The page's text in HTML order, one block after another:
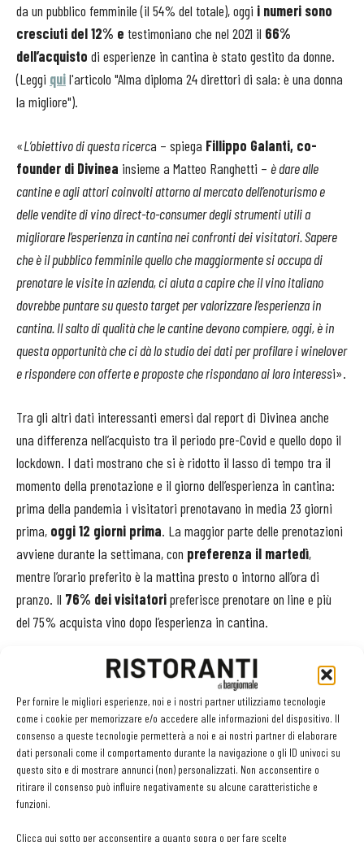
Per fornire le migliori esperienze, noi e i nostri partner utilizziamo tecnologie
come i cookie per memorizzare e/o accedere alle informazioni del dispositivo. Il
consenso a queste tecnologie permetterà a noi e ai nostri partner di elaborare
dati personali come il comportamento durante la navigazione o gli ID univoci su
questo sito e di mostrare annunci (non) personalizzati. Non acconsentire o
ritirare il consenso può influire negativamente su alcune caratteristiche e
funzioni.
Clicca qui sotto per acconsentire a quanto sopra o per fare scelte
da un pubblico femminile (il 54% del totale), oggi i numeri sono
cresciuti del 12% e testimoniano che nel 2021 il 66%
dell’acquisto di esperienze in cantina è stato gestito da donne.
(Leggi quil'articolo "Alma diploma 24 direttori di sala: è una donna
la migliore").
«L’obiettivo di questa ricerca – spiega Fillippo Galanti, co-
founder di Divinea insieme a Matteo Ranghetti – è dare alle
cantine e agli attori coinvolti attorno al mercato dell’enoturismo e
delle vendite di vino direct-to-consumer degli strumenti utili a
migliorare l’esperienza in cantina nei confronti dei visitatori. Sapere
che è il pubblico femminile quello che maggiormente si occupa di
prenotare le visite in azienda, ci aiuta a capire che il vino italiano
dovrebbe puntare su questo target per valorizzare l’esperienza in
cantina. Il salto di qualità che le cantine devono compiere, oggi, è in
questa opportunità che ci dà lo studio dei dati per profilare i winelover
e rispondere con offerte e proposte che rispondano ai loro interessi».
Tra gli altri dati interessanti emersi dal report di Divinea anche
una differenza nell’acquisto tra il periodo pre-Covid e quello dopo il
lockdown. I dati mostrano che si è ridotto il lasso di tempo tra il
momento della prenotazione e il giorno dell’esperienza in cantina:
prima della pandemia i visitatori prenotavano in media 23 giorni
prima, oggi 12 giorni prima. La maggior parte delle prenotazioni
avviene durante la settimana, con preferenza il martedì,
mentre l’orario preferito è la mattina presto o intorno all’ora di
pranzo. Il 76% dei visitatoripreferisce prenotare on line e più
del 75% acquista vino dopo l’esperienza in cantina.
Sono dati fondamentali per una cantina che vuole progettare
un’esperienza in cantina e una vendita al consumatore performante. –
sottolinea Matteo Ranghettidi Divinea –Il nostro software Wine
Suite nasce proprio per aiutare le cantine a raccogliere e leggere i
dati, per aumentare le vendite e rispondere al pubblico di
appassionati».